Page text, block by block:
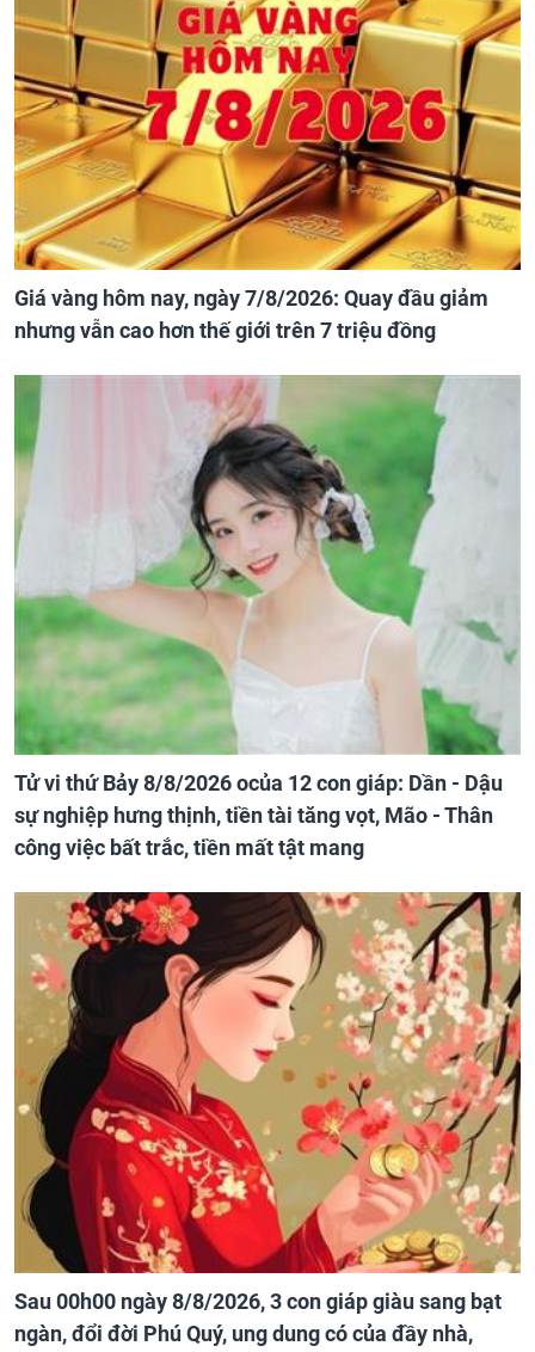
Giá vàng hôm nay, ngày 7/8/2026: Quay đầu giảm
nhưng vẫn cao hơn thế giới trên 7 triệu đồng
Tử vi thứ Bảy 8/8/2026 ocủa 12 con giáp: Dần - Dậu
sự nghiệp hưng thịnh, tiền tài tăng vọt, Mão - Thân
công việc bất trắc, tiền mất tật mang
Sau 00h00 ngày 8/8/2026, 3 con giáp giàu sang bạt
ngàn, đổi đời Phú Quý, ung dung có của đầy nhà,